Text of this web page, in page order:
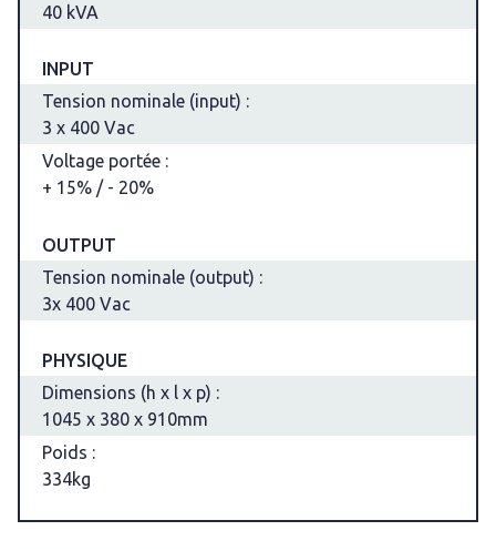
40 kVA
INPUT
Tension nominale (input) :
3 x 400 Vac
Voltage portée :
+ 15% / - 20%
OUTPUT
Tension nominale (output) :
3x 400 Vac
PHYSIQUE
Dimensions (h x l x p) :
1045 x 380 x 910mm
Poids :
334kg